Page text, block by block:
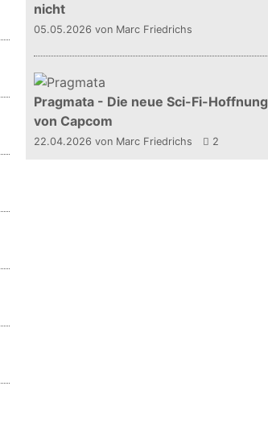
nicht
05.05.2026 von Marc Friedrichs
Pragmata - Die neue Sci-Fi-Hoffnung
von Capcom
22.04.2026 von Marc Friedrichs 2